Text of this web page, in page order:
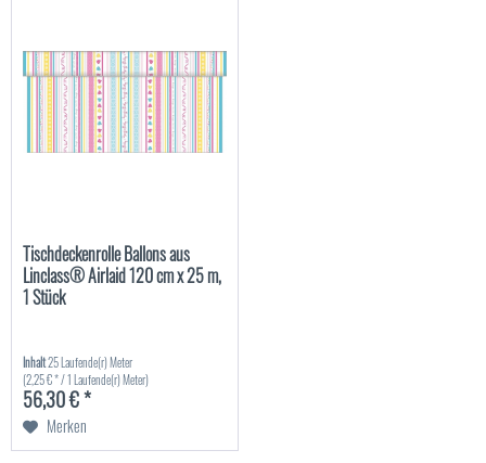
Tischdeckenrolle Ballons aus
Linclass® Airlaid 120 cm x 25 m,
1 Stück
Inhalt25 Laufende(r) Meter
(2,25 € * / 1 Laufende(r) Meter)
56,30 € *
Merken